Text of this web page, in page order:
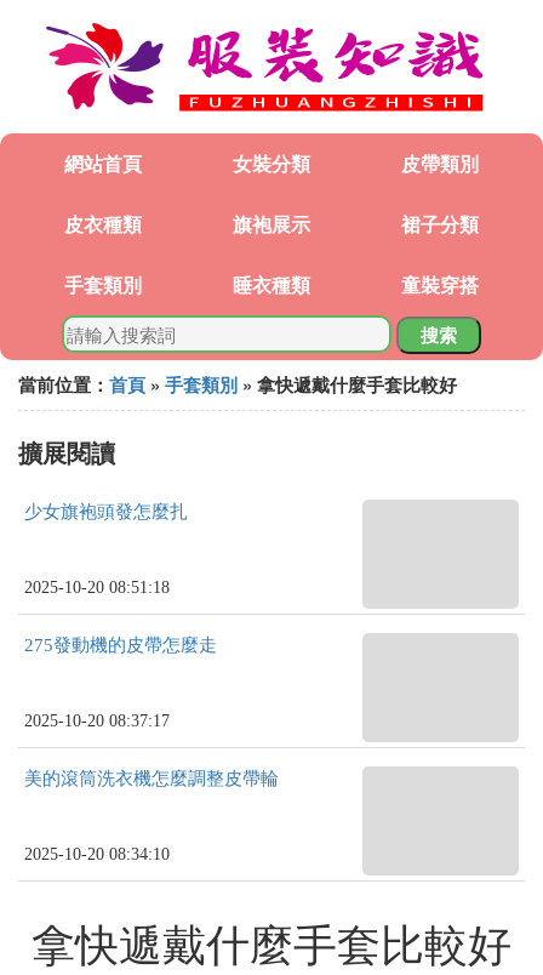
網站首頁 女裝分類 皮帶類別
皮衣種類 旗袍展示 裙子分類
手套類別 睡衣種類 童裝穿搭
搜索
當前位置： 首頁 » 手套類別 » 拿快遞戴什麼手套比較好
擴展閱讀
少女旗袍頭發怎麼扎
2025-10-20 08:51:18
275發動機的皮帶怎麼走
2025-10-20 08:37:17
美的滾筒洗衣機怎麼調整皮帶輪
2025-10-20 08:34:10
拿快遞戴什麼手套比較好